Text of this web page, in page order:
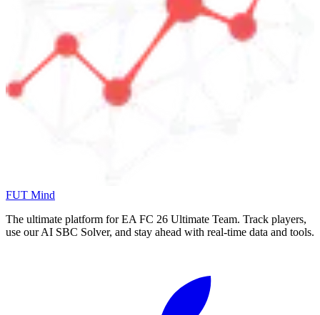
FUT Mind
The ultimate platform for EA FC 26 Ultimate Team. Track players,
use our AI SBC Solver, and stay ahead with real-time data and tools.